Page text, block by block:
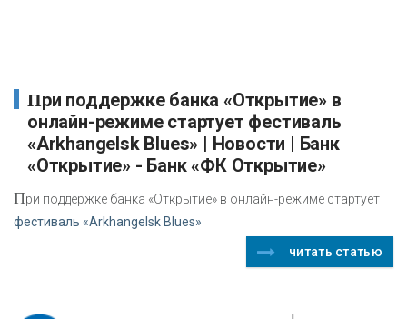
При поддержке банка «Открытие» в
онлайн-режиме стартует фестиваль
«Arkhangelsk Blues» | Новости | Банк
«Открытие» - Банк «ФК Открытие»
При поддержке банка «Открытие» в онлайн-режиме стартует
фестиваль «Arkhangelsk Blues»
читать статью